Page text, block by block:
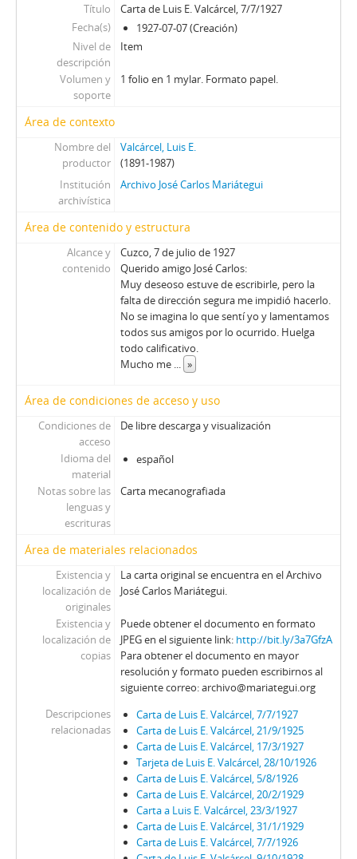
Título
Carta de Luis E. Valcárcel, 7/7/1927
Fecha(s)
1927-07-07 (Creación)
Nivel de
descripción
Item
Volumen y
soporte
1 folio en 1 mylar. Formato papel.
Área de contexto
Nombre del
productor
Valcárcel, Luis E.
(1891-1987)
Institución
archivística
Archivo José Carlos Mariátegui
Área de contenido y estructura
Alcance y
contenido
Cuzco, 7 de julio de 1927
Querido amigo José Carlos:
Muy deseoso estuve de escribirle, pero la
falta de dirección segura me impidió hacerlo.
No se imagina lo que sentí yo y lamentamos
todos sus amigos por lo ocurrido. Huelga
todo calificativo.
Mucho me
»
Área de condiciones de acceso y uso
Condiciones de
acceso
De libre descarga y visualización
Idioma del
material
español
Notas sobre las
lenguas y
escrituras
Carta mecanografiada
Área de materiales relacionados
Existencia y
localización de
originales
La carta original se encuentra en el Archivo
José Carlos Mariátegui.
Existencia y
localización de
copias
Puede obtener el documento en formato
JPEG en el siguiente link: http://bit.ly/3a7GfzA
Para obtener el documento en mayor
resolución y formato pueden escribirnos al
siguiente correo: archivo@mariategui.org
Descripciones
relacionadas
Carta de Luis E. Valcárcel, 7/7/1927
Carta de Luis E. Valcárcel, 21/9/1925
Carta de Luis E. Valcárcel, 17/3/1927
Tarjeta de Luis E. Valcárcel, 28/10/1926
Carta de Luis E. Valcárcel, 5/8/1926
Carta de Luis E. Valcárcel, 20/2/1929
Carta a Luis E. Valcárcel, 23/3/1927
Carta de Luis E. Valcárcel, 31/1/1929
Carta de Luis E. Valcárcel, 7/7/1926